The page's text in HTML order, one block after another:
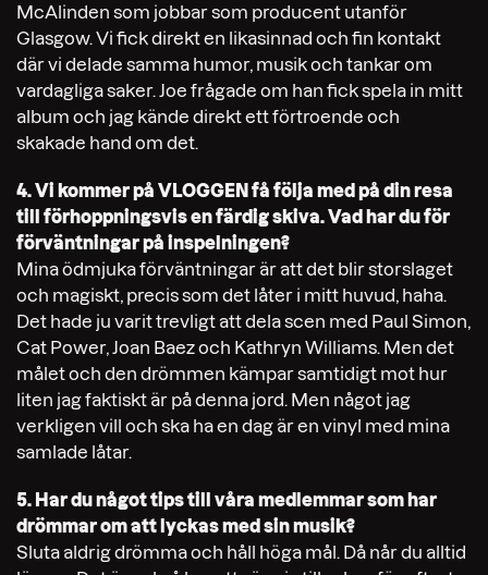
McAlinden som jobbar som producent utanför
Glasgow. Vi fick direkt en likasinnad och fin kontakt
där vi delade samma humor, musik och tankar om
vardagliga saker. Joe frågade om han fick spela in mitt
album och jag kände direkt ett förtroende och
skakade hand om det.
4. Vi kommer på VLOGGEN få följa med på din resa
till förhoppningsvis en färdig skiva. Vad har du för
förväntningar på inspelningen?
Mina ödmjuka förväntningar är att det blir storslaget
och magiskt, precis som det låter i mitt huvud, haha.
Det hade ju varit trevligt att dela scen med Paul Simon,
Cat Power, Joan Baez och Kathryn Williams. Men det
målet och den drömmen kämpar samtidigt mot hur
liten jag faktiskt är på denna jord. Men något jag
verkligen vill och ska ha en dag är en vinyl med mina
samlade låtar.
5. Har du något tips till våra medlemmar som har
drömmar om att lyckas med sin musik?
Sluta aldrig drömma och håll höga mål. Då når du alltid